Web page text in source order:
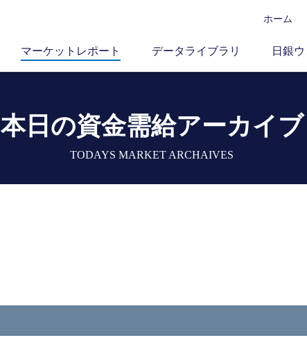
ホーム
マーケットレポート データライブラリ 日銀
本日の資金需給アーカイブ
TODAYS MARKET ARCHAIVES